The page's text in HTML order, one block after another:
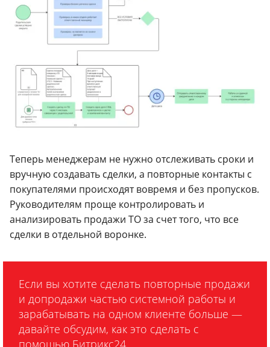
Теперь менеджерам не нужно отслеживать сроки и
вручную создавать сделки, а повторные контакты с
покупателями происходят вовремя и без пропусков.
Руководителям проще контролировать и
анализировать продажи ТО за счет того, что все
сделки в отдельной воронке.
Если вы хотите сделать повторные продажи
и допродажи частью системной работы и
зарабатывать на одном клиенте больше —
давайте обсудим, как это сделать с
помощью Битрикс24.